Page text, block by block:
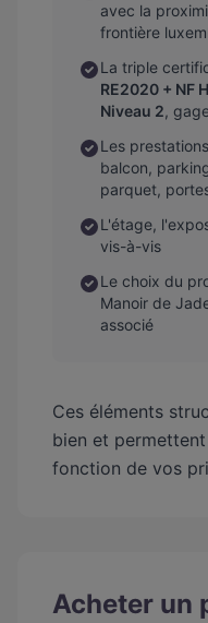
avec la
frontière
La triple
RE2020 + NF
Niveau 2,
Les
balcon,
parquet,
L'étage,
vis-à-vis
Le choix du
Manoir de
associé
Ces éléments
bien et
fonction de vos
Acheter un